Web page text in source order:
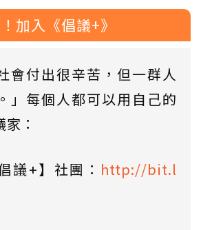
加入《倡議+》
會付出很辛苦，但一群人
」每個人都可以用自己的
：
議+】社團： http://bit.l